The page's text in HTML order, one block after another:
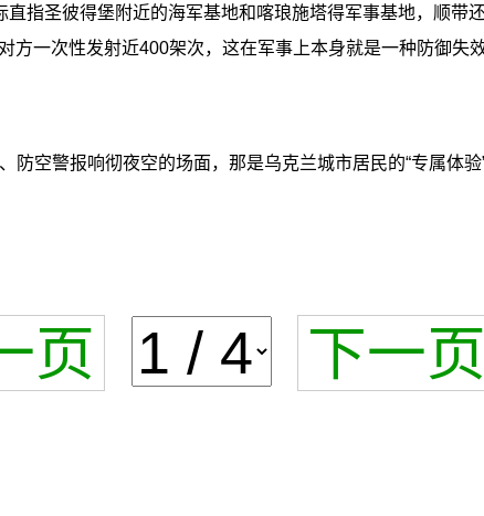
指圣彼得堡附近的海军基地和喀琅施塔得军事基地，顺带
一次性发射近400架次，这在军事上本身就是一种防御失效
防空警报响彻夜空的场面，那是乌克兰城市居民的“专属体
页 下一页